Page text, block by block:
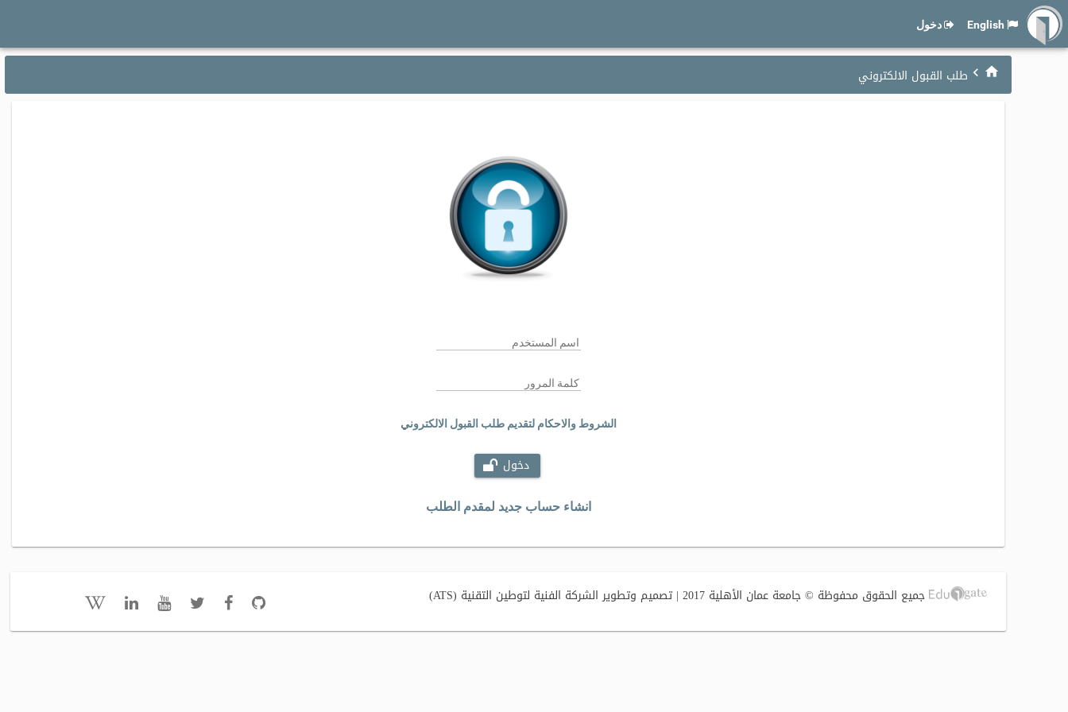
دخول
طلب القبول الالكتروني
الشروط والاحكام لتقديم طلب القبول الالكتروني
دخول
انشاء حساب جديد لمقدم الطلب
جميع الحقوق محفوظة © جامعة عمان الأهلية 2017 | تصميم وتطوير الشركة الفنية لتوطين التقنية (ATS)